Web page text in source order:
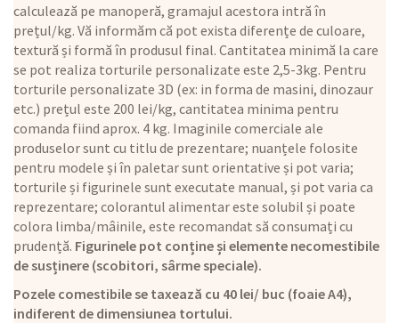
calculează pe manoperă, gramajul acestora intră în
prețul/kg. Vă informăm că pot exista diferențe de culoare,
textură și formă în produsul final. Cantitatea minimă la care
se pot realiza torturile personalizate este 2,5-3kg. Pentru
torturile personalizate 3D (ex: in forma de masini, dinozaur
etc.) prețul este 200 lei/kg, cantitatea minima pentru
comanda fiind aprox. 4 kg. Imaginile comerciale ale
produselor sunt cu titlu de prezentare; nuanțele folosite
pentru modele și în paletar sunt orientative și pot varia;
torturile și figurinele sunt executate manual, și pot varia ca
reprezentare; colorantul alimentar este solubil și poate
colora limba/mâinile, este recomandat să consumați cu
prudență. Figurinele pot conține și elemente necomestibile
de susținere (scobitori, sârme speciale).
Pozele comestibile se taxează cu 40 lei/ buc (foaie A4),
indiferent de dimensiunea tortului.